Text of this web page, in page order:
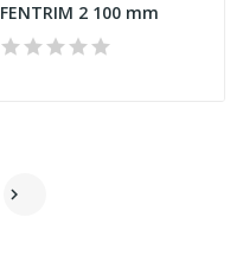
FENTRIM 2 100 mm
